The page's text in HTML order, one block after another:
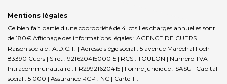
Mentions légales
Ce bien fait partie d'une copropriété de 4 lots.Les charges annuelles sont
de 180€. Affichage des informations légales : AGENCE DE CUERS |
Raison sociale : A.D.C.T. | Adresse siège social : 5 avenue Maréchal Foch -
83390 Cuers | Siret : 92162041500015 | RCS : TOULON | Numero TVA
Intracommunautaire : FR29921620415 | Forme juridique : SASU | Capital
social : 5 000 | Assurance RCP : NC | Carte T :